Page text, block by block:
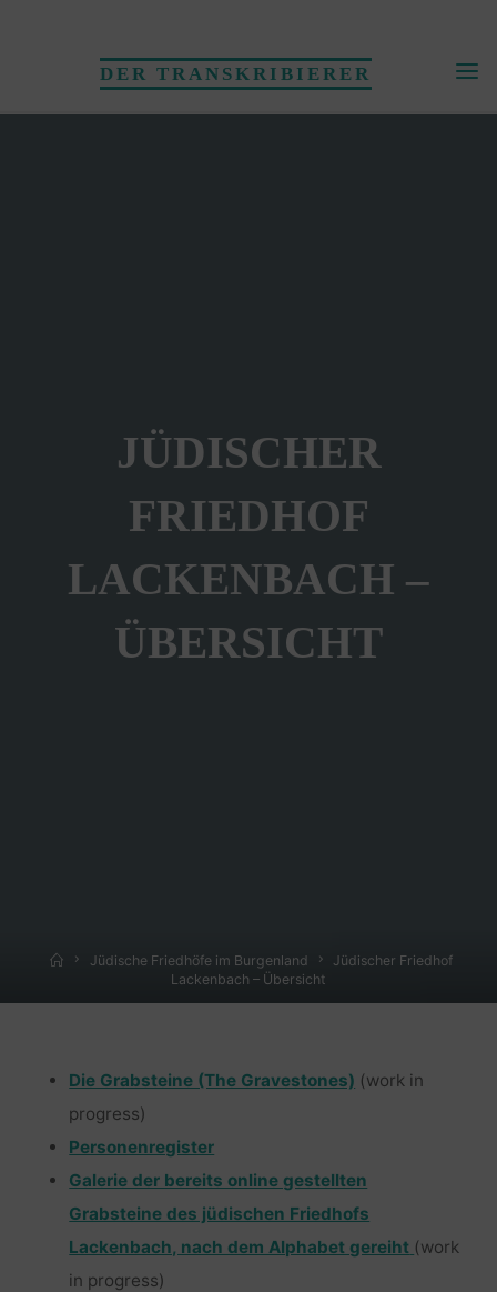
DER TRANSKRIBIERER
JÜDISCHER
FRIEDHOF
LACKENBACH –
ÜBERSICHT
HomeJüdische Friedhöfe im Burgenland
Jüdischer Friedhof
Lackenbach – Übersicht
Die Grabsteine (The Gravestones) (work in
progress)
Personenregister
Galerie der bereits online gestellten
Grabsteine des jüdischen Friedhofs
Lackenbach, nach dem Alphabet gereiht (work
in progress)